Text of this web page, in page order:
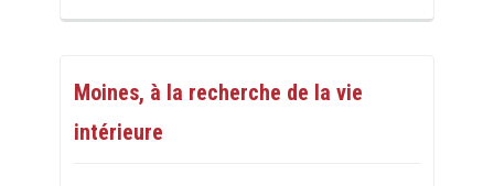
Moines, à la recherche de la vie
intérieure